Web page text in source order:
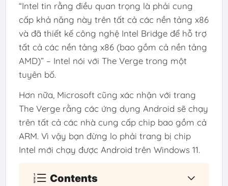
“Intel tin rằng điều quan trọng là phải cung
cấp khả năng này trên tất cả các nền tảng x86
và đã thiết kế công nghệ Intel Bridge để hỗ trợ
tất cả các nền tảng x86 (bao gồm cả nền tảng
AMD)” – Intel nói với The Verge trong một
tuyên bố.
Hơn nữa, Microsoft cũng xác nhận với trang
The Verge rằng các ứng dụng Android sẽ chạy
trên tất cả các nhà cung cấp chip bao gồm cả
ARM. Vì vậy bạn đừng lo phải trang bị chip
Intel mới chạy được Android trên Windows 11.
Contents